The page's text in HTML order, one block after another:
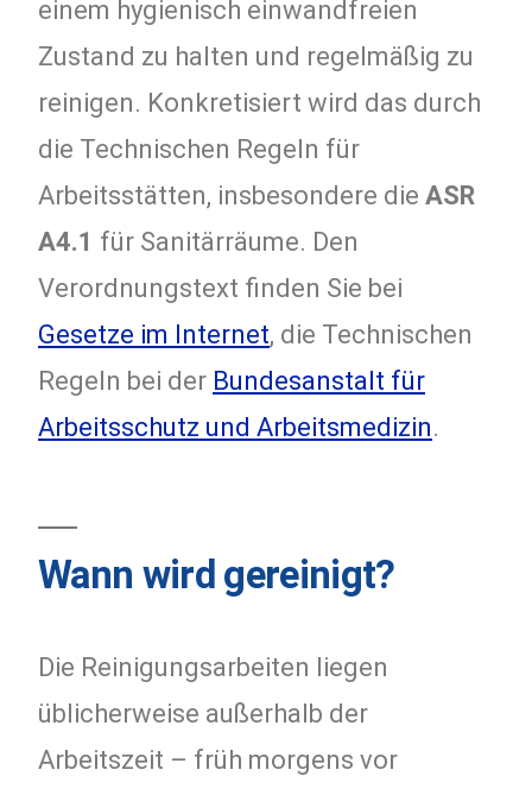
einem hygienisch einwandfreien
Zustand zu halten und regelmäßig zu
reinigen. Konkretisiert wird das durch
die Technischen Regeln für
Arbeitsstätten, insbesondere die ASR
A4.1 für Sanitärräume. Den
Verordnungstext finden Sie bei
Gesetze im Internet, die Technischen
Regeln bei der Bundesanstalt für
Arbeitsschutz und Arbeitsmedizin.
Wann wird gereinigt?
Die Reinigungsarbeiten liegen
üblicherweise außerhalb der
Arbeitszeit – früh morgens vor